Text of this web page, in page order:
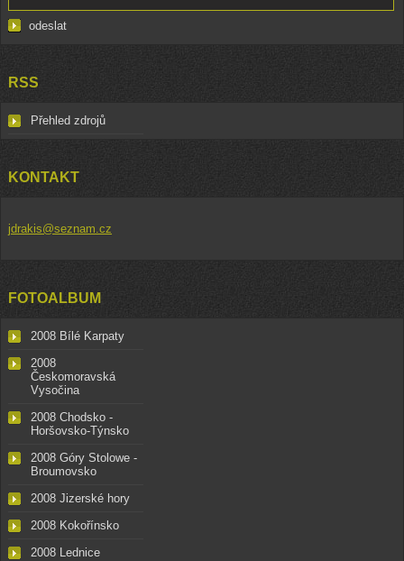
RSS
Přehled zdrojů
KONTAKT
jdrakis@seznam.cz
FOTOALBUM
2008 Bílé Karpaty
2008
Českomoravská
Vysočina
2008 Chodsko -
Horšovsko-Týnsko
2008 Góry Stolowe -
Broumovsko
2008 Jizerské hory
2008 Kokořínsko
2008 Lednice